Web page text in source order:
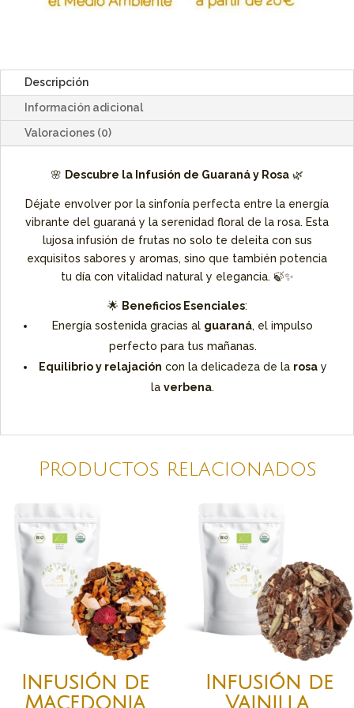
Descripción
Información adicional
Valoraciones (0)
🌸 Descubre la Infusión de Guaraná y Rosa 🌿
Déjate envolver por la sinfonía perfecta entre la energía
vibrante del guaraná y la serenidad floral de la rosa. Esta
lujosa infusión de frutas no solo te deleita con sus
exquisitos sabores y aromas, sino que también potencia
tu día con vitalidad natural y elegancia. 🍃✨
🌟 Beneficios Esenciales:
Energía sostenida gracias al guaraná, el impulso
perfecto para tus mañanas.
Equilibrio y relajación con la delicadeza de la rosay
la verbena.
Productos relacionados
Infusión de
Macedonia
Infusión de
Vainilla,